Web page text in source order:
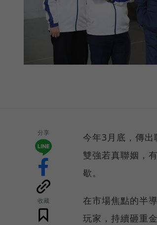
分享
收藏
今年3月底，傳
雙強若真聯姻，
歇。
在市場焦點的半
玩家，持續砸重